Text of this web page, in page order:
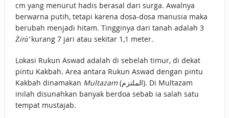
cm yang menurut hadis berasal dari surga. Awalnya
berwarna putih, tetapi karena dosa-dosa manusia maka
berubah menjadi hitam. Tingginya dari tanah adalah 3
Żirā’kurang 7 jari atau sekitar 1,1 meter.
Lokasi Rukun Aswad adalah di sebelah timur, di dekat
pintu Kakbah. Area antara Rukun Aswad dengan pintu
Kakbah dinamakan Multazam(الملتزم). Di Multazam
inilah disunahkan banyak berdoa sebab ia salah satu
tempat mustajab.